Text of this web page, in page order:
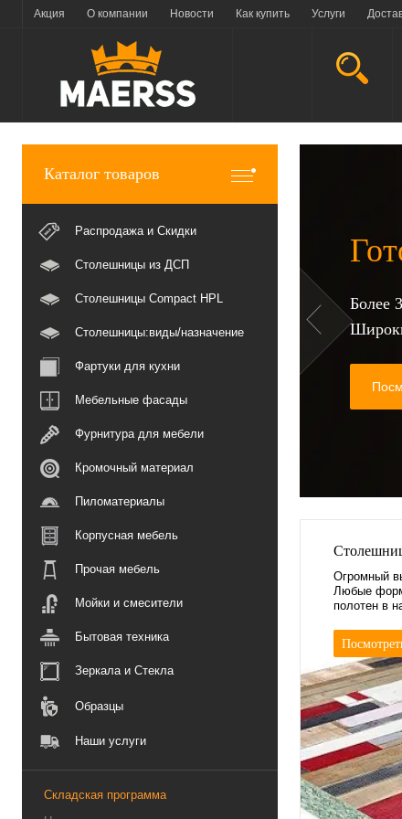
Акция О компании Новости Как купить Услуги
Каталог товаров
Распродажа и Скидки
Столешницы из ДСП
Столешницы Compact HPL
Столешницы:виды/назначение
Фартуки для кухни
Мебельные фасады
Фурнитура для мебели
Кромочный материал
Пиломатериалы
Корпусная мебель
Прочая мебель
Мойки и смесители
Бытовая техника
Зеркала и Стекла
Образцы
Наши услуги
Складская программа
Огромный
Любые
полотен в